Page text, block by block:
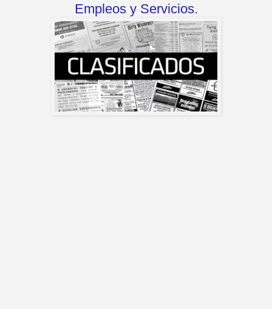
Empleos y Servicios.